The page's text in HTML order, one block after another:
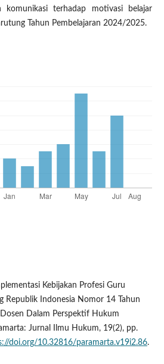
komunikasi terhadap motivasi belajar
Tahun Pembelajaran 2024/2025.
Kebijakan Profesi Guru
Republik Indonesia Nomor 14 Tahun
Dalam Perspektif Hukum
Jurnal Ilmu Hukum, 19(2), pp.
doi.org/10.32816/paramarta.v19i2.86.